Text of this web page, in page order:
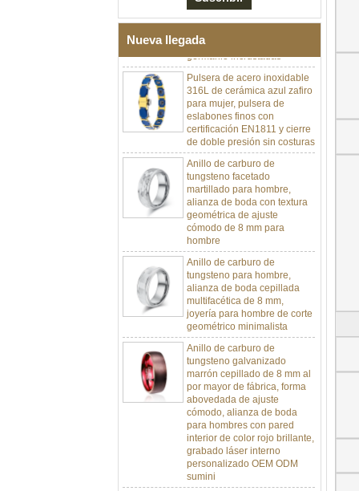
Nueva llegada
eslabones de terapia con
germanio incrustadas
Pulsera de acero inoxidable
316L de cerámica azul zafiro
para mujer, pulsera de
eslabones finos con
certificación EN1811 y cierre
de doble presión sin costuras
Anillo de carburo de
tungsteno facetado
martillado para hombre,
alianza de boda con textura
geométrica de ajuste
cómodo de 8 mm para
hombre
Anillo de carburo de
tungsteno para hombre,
alianza de boda cepillada
multifacética de 8 mm,
joyería para hombre de corte
geométrico minimalista
Anillo de carburo de
tungsteno galvanizado
marrón cepillado de 8 mm al
por mayor de fábrica, forma
abovedada de ajuste
cómodo, alianza de boda
para hombres con pared
interior de color rojo brillante,
grabado láser interno
personalizado OEM ODM
sumini
Anillo de carburo de